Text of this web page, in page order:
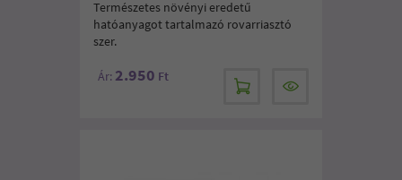
Természetes növényi eredetű
hatóanyagot tartalmazó rovarriasztó
szer.
Ár: 2.950 Ft